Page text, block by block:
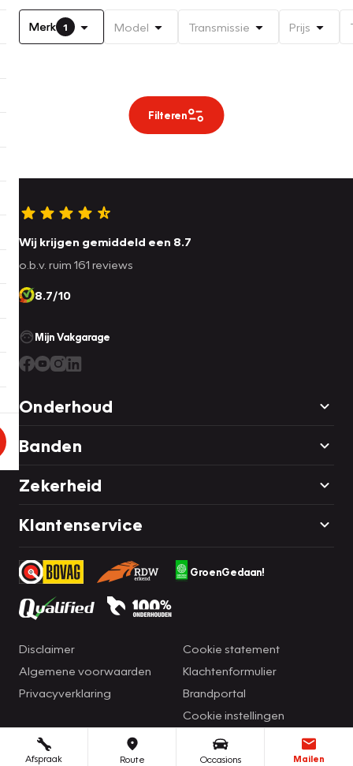
Merk 1 Model Transmissie Prijs
Filteren
Afspraak Route Occasions Mailen
Wij krijgen gemiddeld een 8.7
o.b.v. ruim 161 reviews
8.7/10
Mijn Vakgarage
Onderhoud
Banden
Zekerheid
Klantenservice
GroenGedaan!
Disclaimer
Algemene voorwaarden
Privacyverklaring
Cookie statement
Klachtenformulier
Brandportal
Cookie instellingen